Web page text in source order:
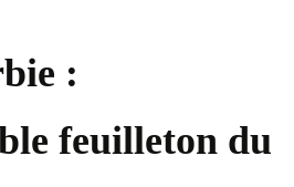
:
feuilleton du